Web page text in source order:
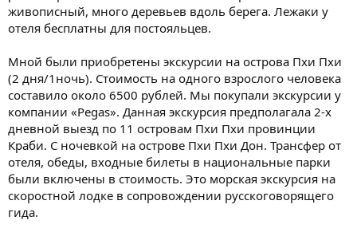
живописный, много деревьев вдоль берега. Лежаки у
отеля бесплатны для постояльцев.
Мной были приобретены экскурсии на острова Пхи Пхи
(2 дня/1ночь). Стоимость на одного взрослого человека
составило около 6500 рублей. Мы покупали экскурсии у
компании «Pegas». Данная экскурсия предполагала 2-х
дневной выезд по 11 островам Пхи Пхи провинции
Краби. С ночевкой на острове Пхи Пхи Дон. Трансфер от
отеля, обеды, входные билеты в национальные парки
были включены в стоимость. Это морская экскурсия на
скоростной лодке в сопровождении русскоговорящего
гида.